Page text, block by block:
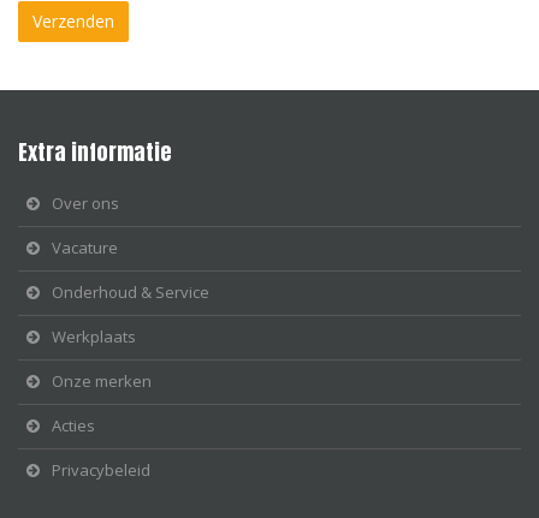
Extra informatie
Over ons
Vacature
Onderhoud & Service
Werkplaats
Onze merken
Acties
Privacybeleid